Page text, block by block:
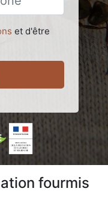
et d'être
fourmis